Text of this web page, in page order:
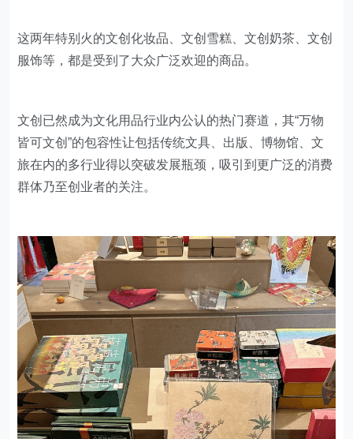
这两年特别火的文创化妆品、文创雪糕、文创奶茶、文创
服饰等，都是受到了大众广泛欢迎的商品。
文创已然成为文化用品行业内公认的热门赛道，其“万物
皆可文创”的包容性让包括传统文具、出版、博物馆、文
旅在内的多行业得以突破发展瓶颈，吸引到更广泛的消费
群体乃至创业者的关注。